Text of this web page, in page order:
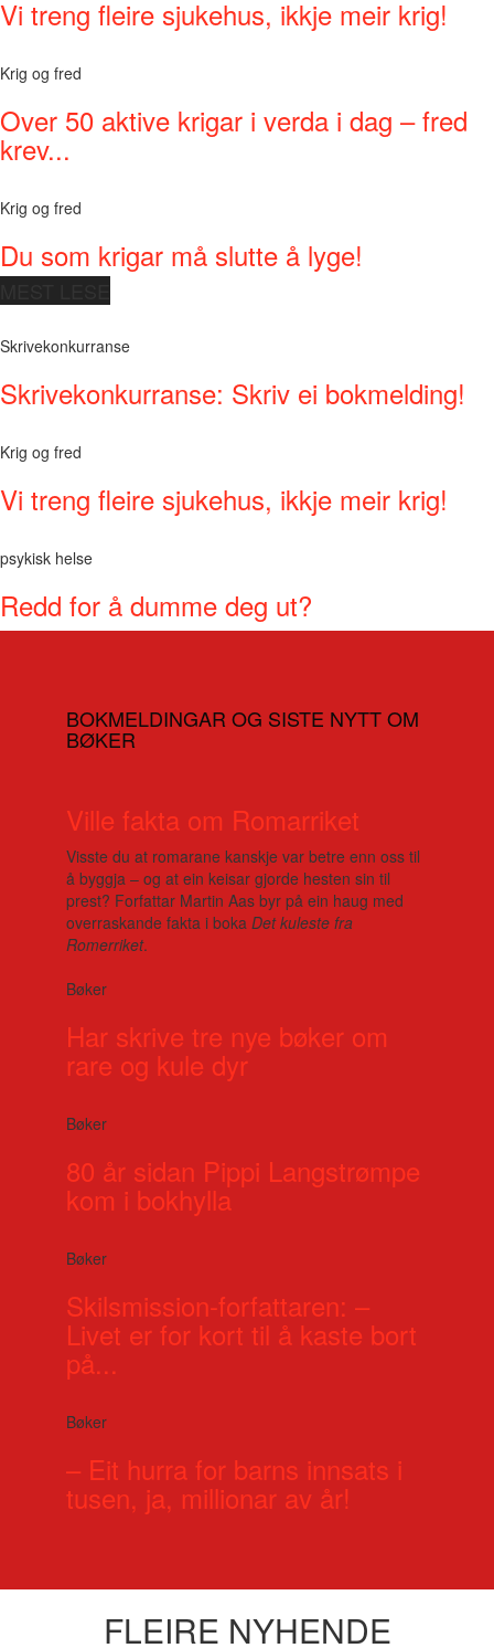
Vi treng fleire sjukehus, ikkje meir krig!
Krig og fred
Over 50 aktive krigar i verda i dag – fred
krev...
Krig og fred
Du som krigar må slutte å lyge!
Skrivekonkurranse
Skrivekonkurranse: Skriv ei bokmelding!
Krig og fred
Vi treng fleire sjukehus, ikkje meir krig!
psykisk helse
Redd for å dumme deg ut?
BOKMELDINGAR OG SISTE NYTT OM
BØKER
Ville fakta om Romarriket
Visste du at romarane kanskje var betre enn oss til
å byggja – og at ein keisar gjorde hesten sin til
prest? Forfattar Martin Aas byr på ein haug med
overraskande fakta i boka Det kuleste fra
Romerriket.
Bøker
Har skrive tre nye bøker om
rare og kule dyr
Bøker
80 år sidan Pippi Langstrømpe
kom i bokhylla
Bøker
Skilsmission-forfattaren: –
Livet er for kort til å kaste bort
på...
Bøker
– Eit hurra for barns innsats i
tusen, ja, millionar av år!
FLEIRE NYHENDE